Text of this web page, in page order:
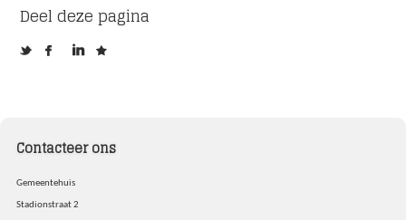
Deel deze pagina
Contacteer ons
Gemeentehuis
Stadionstraat 2